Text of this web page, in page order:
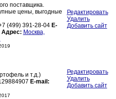
поставщика.
цены, выгодные
(499) 391-28-04 E-
Адрес: Москва,
Редактировать
Удалить
Добавить сайт
и т.д.)
E-mail:
Редактировать
Удалить
Добавить сайт